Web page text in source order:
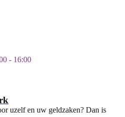
- 16:00
uzelf en uw geldzaken? Dan is